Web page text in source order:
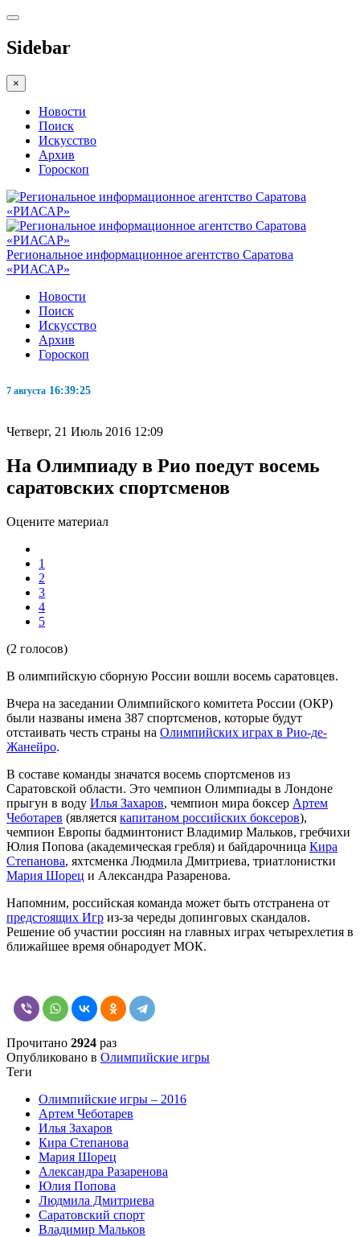
Sidebar
×
Новости
Поиск
Искусство
Архив
Гороскоп
Региональное информационное агентство Саратова
«РИАСАР»
Новости
Поиск
Искусство
Архив
Гороскоп
7 августа 16:39:26
Четверг, 21 Июль 2016 12:09
На Олимпиаду в Рио поедут восемь
саратовских спортсменов
Оцените материал
1
2
3
4
5
(2 голосов)
В олимпийскую сборную России вошли восемь саратовцев.
Вчера на заседании Олимпийского комитета России (ОКР)
были названы имена 387 спортсменов, которые будут
отстаивать честь страны на Олимпийских играх в Рио-де-
Жанейро.
В составе команды значатся восемь спортсменов из
Саратовской области. Это чемпион Олимпиады в Лондоне
прыгун в воду Илья Захаров, чемпион мира боксер Артем
Чеботарев (является капитаном российских боксеров),
чемпион Европы бадминтонист Владимир Мальков, гребчихи
Юлия Попова (академическая гребля) и байдарочница Кира
Степанова, яхтсменка Людмила Дмитриева, триатлонистки
Мария Шорец и Александра Разаренова.
Напомним, российская команда может быть отстранена от
предстоящих Игр из-за череды допинговых скандалов.
Решение об участии россиян на главных играх четырехлетия в
ближайшее время обнародует МОК.
Прочитано 2924 раз
Опубликовано в Олимпийские игры
Теги
Олимпийские игры – 2016
Артем Чеботарев
Илья Захаров
Кира Степанова
Мария Шорец
Александра Разаренова
Юлия Попова
Людмила Дмитриева
Саратовский спорт
Владимир Мальков